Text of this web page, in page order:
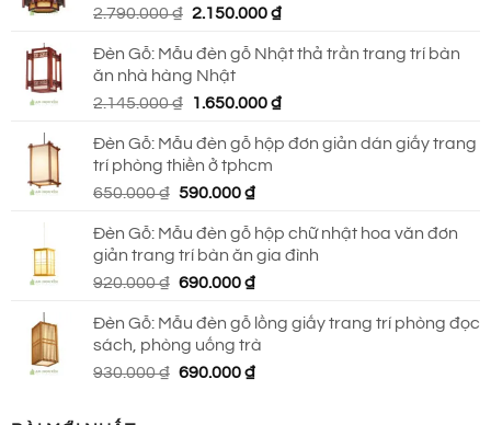
690.000 ₫.
2.790.000₫ Giá
là:
2.790.000 ₫.
2.150.000₫Giá
tại
2.150.000 ₫.
Đèn Gỗ: Mẫu đèn gỗ Nhật thả trần trang trí bàn
ăn nhà hàng Nhật
2.145.000₫
Giá
là:
2.145.000 ₫.
1.650.000₫Giá
tại
Đèn Gỗ: Mẫu đèn gỗ hộp đơn giản dán giấy trang
trí phòng thiền ở tphcm
650.000₫ Giá
là:
650.000 ₫.
590.000₫Giá
tại
là:
590.000 ₫.
Đèn Gỗ: Mẫu đèn gỗ hộp chữ nhật hoa văn đơn
giản trang trí bàn ăn gia đình
920.000₫ Giá
là:
920.000 ₫.
690.000₫Giá
tại
là:
690.000 ₫.
Đèn Gỗ: Mẫu đèn gỗ lồng giấy trang trí phòng đọc
sách, phòng uống trà
930.000₫ Giá
690.000₫Giá